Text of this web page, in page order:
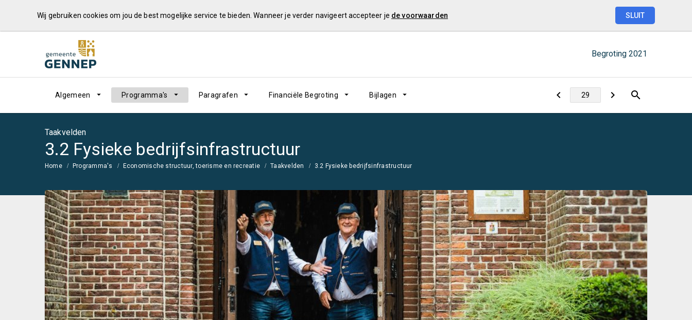
Begroting 2021
Algemeen Programma's Paragrafen Financiële Begroting Bijlagen
Taakvelden
3.2 Fysieke bedrijfsinfrastructuur
Home Programma's Economische structuur, toerisme en recreatie Taakvelden 3.2 Fysieke bedrijfsinfrastructuur
Wij gebruiken cookies om jou de best mogelijke service te bieden. Wanneer je verder navigeert accepteer je de voorwaarden SLUIT